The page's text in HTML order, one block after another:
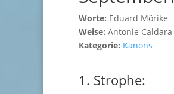
Worte: Eduard Mörike
Weise: Antonie Caldara
Kategorie: Kanons
1. Strophe: